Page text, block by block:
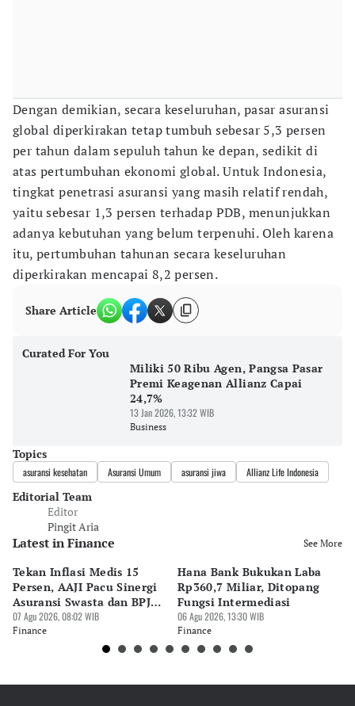
Dengan demikian, secara keseluruhan, pasar asuransi
global diperkirakan tetap tumbuh sebesar 5,3 persen
per tahun dalam sepuluh tahun ke depan, sedikit di
atas pertumbuhan ekonomi global. Untuk Indonesia,
tingkat penetrasi asuransi yang masih relatif rendah,
yaitu sebesar 1,3 persen terhadap PDB, menunjukkan
adanya kebutuhan yang belum terpenuhi. Oleh karena
itu, pertumbuhan tahunan secara keseluruhan
diperkirakan mencapai 8,2 persen.
Share Article
Curated For You
Miliki 50 Ribu Agen, Pangsa Pasar
Premi Keagenan Allianz Capai
24,7%
13 Jan 2026, 13:32 WIB
Business
Topics
asuransi kesehatan Asuransi Umum asuransi jiwa Allianz Life Indonesia
Editorial Team
Editor
Pingit Aria
Latest in Finance See More
Tekan Inflasi Medis 15
Persen, AAJI Pacu Sinergi
Asuransi Swasta dan BPJS
Kesehatan
07 Agu 2026, 08:02 WIB
Finance
Hana Bank Bukukan Laba
Rp360,7 Miliar, Ditopang
Fungsi Intermediasi
06 Agu 2026, 13:30 WIB
Finance